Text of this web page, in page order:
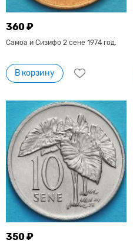
360 ₽
Самоа и Сизифо 2 сене 1974 год.
В корзину
350 ₽